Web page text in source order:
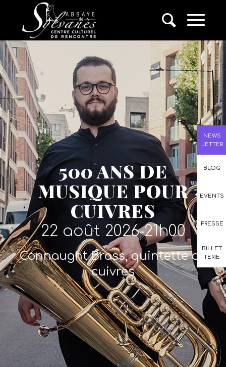
NEWS
LETTER
BLOG
EVENTS
PRESSE
BILLET
TERIE
500 ANS DE
MUSIQUE POUR
CUIVRES
22 août 2026-21h00
Connaught Brass, quintette de
cuivres